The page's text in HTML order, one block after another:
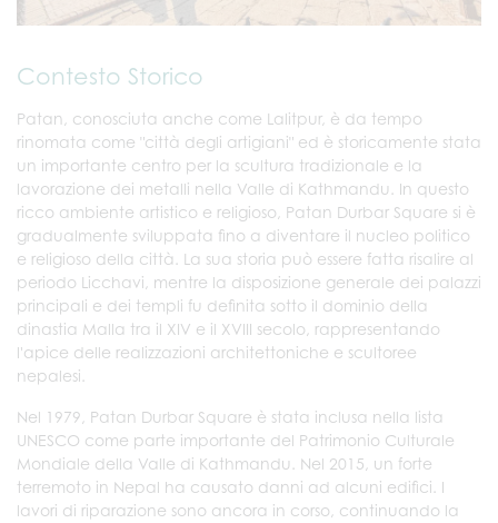
Contesto Storico
Patan, conosciuta anche come Lalitpur, è da tempo
rinomata come "città degli artigiani" ed è storicamente stata
un importante centro per la scultura tradizionale e la
lavorazione dei metalli nella Valle di Kathmandu. In questo
ricco ambiente artistico e religioso, Patan Durbar Square si è
gradualmente sviluppata fino a diventare il nucleo politico
e religioso della città. La sua storia può essere fatta risalire al
periodo Licchavi, mentre la disposizione generale dei palazzi
principali e dei templi fu definita sotto il dominio della
dinastia Malla tra il XIV e il XVIII secolo, rappresentando
l'apice delle realizzazioni architettoniche e scultoree
nepalesi.
Nel 1979, Patan Durbar Square è stata inclusa nella lista
UNESCO come parte importante del Patrimonio Culturale
Mondiale della Valle di Kathmandu. Nel 2015, un forte
terremoto in Nepal ha causato danni ad alcuni edifici. I
lavori di riparazione sono ancora in corso, continuando la